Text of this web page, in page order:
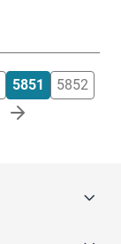
5851
5852